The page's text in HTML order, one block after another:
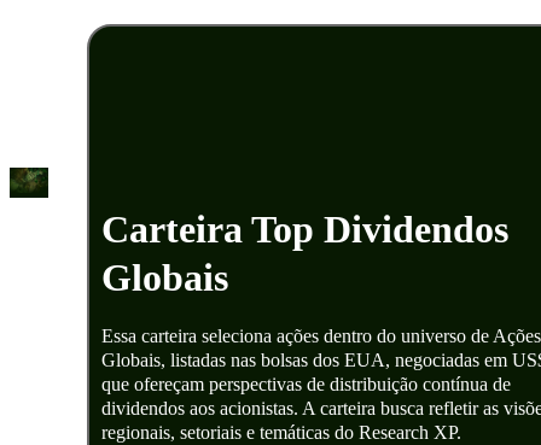
Carteira Top Dividendos
Globais
Essa carteira seleciona ações dentro do universo de Ações
Globais, listadas nas bolsas dos EUA, negociadas em
que ofereçam perspectivas de distribuição contínua de
dividendos aos acionistas. A carteira busca refletir as
regionais, setoriais e temáticas do Research XP.